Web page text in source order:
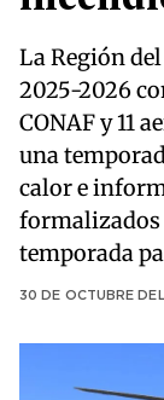
La Región
2025-2026
CONAF y 11
una
calor e
formalizados
temporada
30 DE OCTUBRE